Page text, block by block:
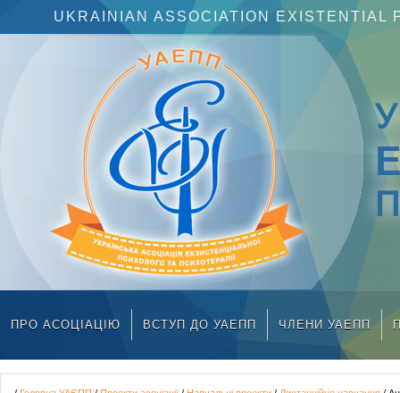
UKRAINIAN ASSOCIATION EXISTENTIAL
ПРО АСОЦІАЦІЮ ВСТУП ДО УАЕПП ЧЛЕНИ УАЕПП